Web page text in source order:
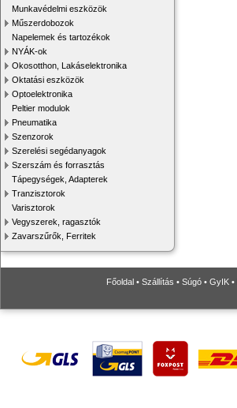
Munkavédelmi eszközök
Műszerdobozok
Napelemek és tartozékok
NYÁK-ok
Okosotthon, Lakáselektronika
Oktatási eszközök
Optoelektronika
Peltier modulok
Pneumatika
Szenzorok
Szerelési segédanyagok
Szerszám és forrasztás
Tápegységek, Adapterek
Tranzisztorok
Varisztorok
Vegyszerek, ragasztók
Zavarszűrők, Ferritek
Főoldal • Szállítás • Súgó • GyIK •